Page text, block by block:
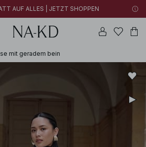
AUF ALLES | JETZT SHOPPEN
mit geradem bein